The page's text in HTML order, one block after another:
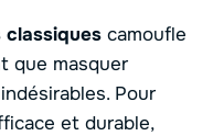
camoufle
que masquer
Pour
et durable,